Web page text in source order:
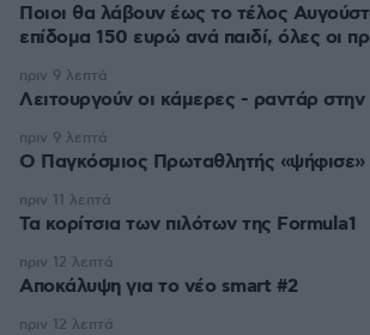
Ποιοι θα λάβουν έως το τέλος
επίδομα 150 ευρώ ανά παιδί, όλες οι
Λειτουργούν οι κάμερες - ραντάρ
πριν 9 λεπτά
Ο Παγκόσμιος Πρωταθλητής
πριν 9 λεπτά
Τα κορίτσια των πιλότων της Formula1
πριν 11 λεπτά
Αποκάλυψη για το νέο smart #2
πριν 12 λεπτά
πριν 12 λεπτά